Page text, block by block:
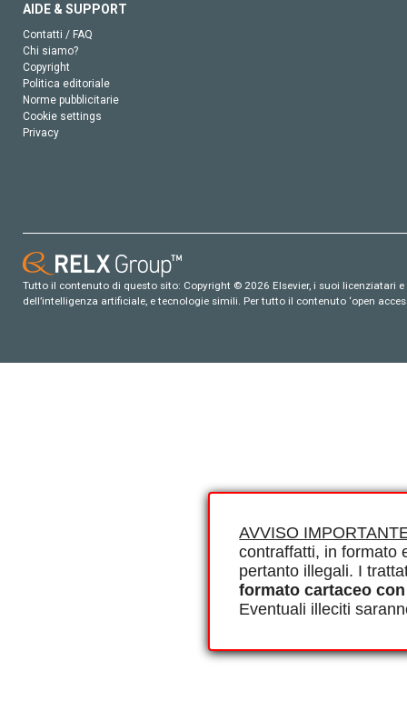
AVVISO
contraffatti, in formato
pertanto illegali. I
formato cartaceo
Eventuali illeciti
AIDE & SUPPORT
Contatti / FAQ
Chi siamo?
Copyright
Politica editoriale
Norme pubblicitarie
Cookie settings
Privacy
Tutto il contenuto di questo sito: Copyright © 2026 Elsevier, i suoi
dell’intelligenza artificiale, e tecnologie simili. Per tutto il contenuto ‘open